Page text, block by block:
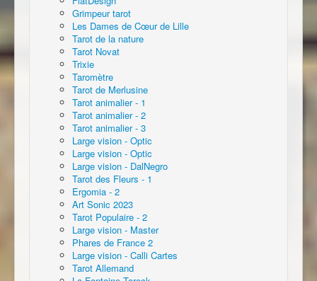
Grimpeur tarot
Les Dames de Cœur de Lille
Tarot de la nature
Tarot Novat
Trixie
Taromètre
Tarot de Merlusine
Tarot animalier - 1
Tarot animalier - 2
Tarot animalier - 3
Large vision - Optic
Large vision - Optic
Large vision - DalNegro
Tarot des Fleurs - 1
Ergomia - 2
Art Sonic 2023
Tarot Populaire - 2
Large vision - Master
Phares de France 2
Large vision - Calli Cartes
Tarot Allemand